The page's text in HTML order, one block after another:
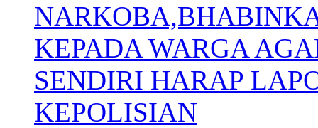
KEPADA WARGA
SENDIRI HARAP
KEPOLISIAN